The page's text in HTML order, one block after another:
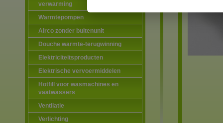
verwarming
Warmtepompen
Airco zonder buitenunit
Douche warmte-terugwinning
Elektriciteitsproducten
Elektrische vervoermiddelen
Hotfill voor wasmachines en
vaatwassers
Ventilatie
Verlichting